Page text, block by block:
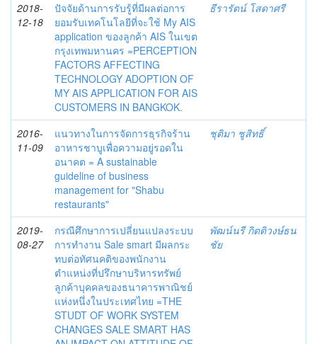
2018-
12-18
ปัจจัยด้านการรับรู้ที่มีผลต่อการ
ยอมรับเทคโนโลยีที่จะใช้ My AIS
application ของลูกค้า AIS ในเขต
กรุงเทพมหานคร =PERCEPTION
FACTORS AFFECTING
TECHNOLOGY ADOPTION OF
MY AIS APPLICATION FOR AIS
CUSTOMERS IN BANGKOK.
ธีรารัตน์ โสดาศรี
2016-
11-09
แนวทางในการจัดการธุรกิจร้าน
อาหารชาบูเพื่อความอยู่รอดใน
อนาคต = A sustainable
guideline of business
management for "Shabu
restaurants"
ชุติมา ชูสิทธิ์
2019-
08-27
กรณีศึกษาการเปลี่ยนแปลงระบบ
การทำงาน Sale smart มีผลกระ
ทบต่อทัศนคติของพนักงาน
ตำแหน่งที่ปรึกษาบริหารทรัพย์
ลูกค้าบุคคลของธนาคารพาณิชย์
แห่งหนึ่งในประเทศไทย =THE
STUDT OF WORK SYSTEM
CHANGES SALE SMART HAS
พัฒน์นรี กิตติวงษ์ธน
ชัย